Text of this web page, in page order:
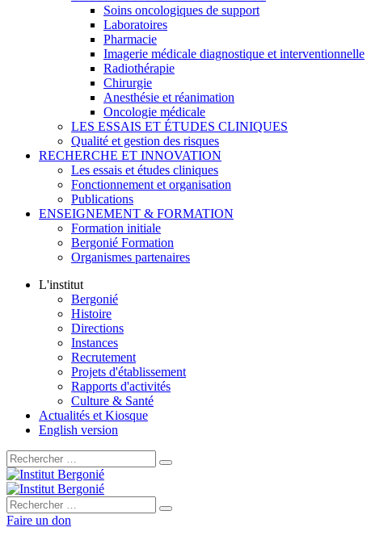
Soins oncologiques de support
Laboratoires
Pharmacie
Imagerie médicale diagnostique et interventionnelle
Radiothérapie
Chirurgie
Anesthésie et réanimation
Oncologie médicale
LES ESSAIS ET ÉTUDES CLINIQUES
Qualité et gestion des risques
RECHERCHE ET INNOVATION
Les essais et études cliniques
Fonctionnement et organisation
Publications
ENSEIGNEMENT & FORMATION
Formation initiale
Bergonié Formation
Organismes partenaires
L'institut
Bergonié
Histoire
Directions
Instances
Recrutement
Projets d'établissement
Rapports d'activités
Culture & Santé
Actualités et Kiosque
English version
Rechercher :
Rechercher :
Faire un don